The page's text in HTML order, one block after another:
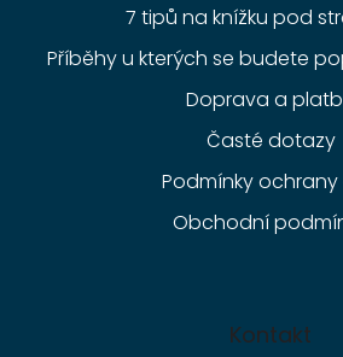
7 tipů na knížku pod
Příběhy u kterých se budete
Doprava a
Časté dotazy
Podmínky ochrany
Obchodní
Kontakt